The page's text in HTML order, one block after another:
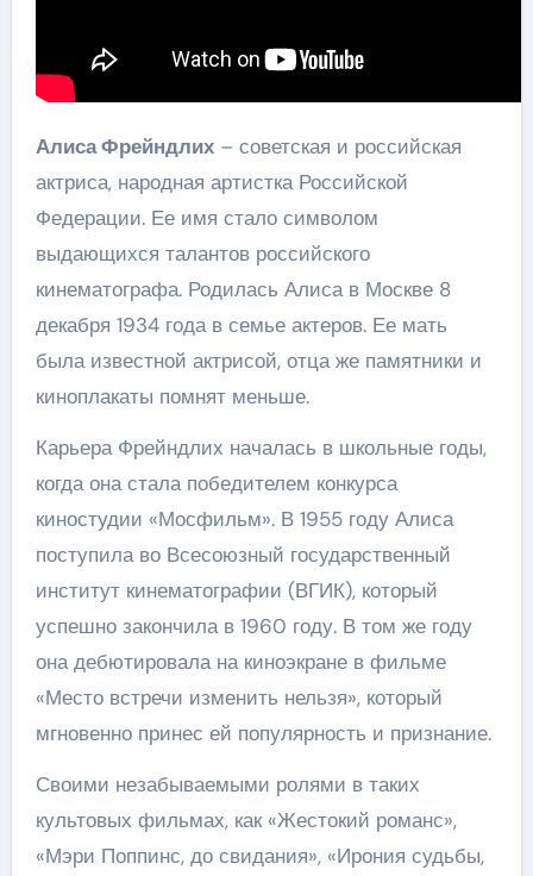
Алиса Фрейндлих– советская и российская
актриса, народная артистка Российской
Федерации. Ее имя стало символом
выдающихся талантов российского
кинематографа. Родилась Алиса в Москве 8
декабря 1934 года в семье актеров. Ее мать
была известной актрисой, отца же памятники и
киноплакаты помнят меньше.
Карьера Фрейндлих началась в школьные годы,
когда она стала победителем конкурса
киностудии «Мосфильм». В 1955 году Алиса
поступила во Всесоюзный государственный
институт кинематографии (ВГИК), который
успешно закончила в 1960 году. В том же году
она дебютировала на киноэкране в фильме
«Место встречи изменить нельзя», который
мгновенно принес ей популярность и признание.
Своими незабываемыми ролями в таких
культовых фильмах, как «Жестокий романс»,
«Мэри Поппинс, до свидания», «Ирония судьбы,